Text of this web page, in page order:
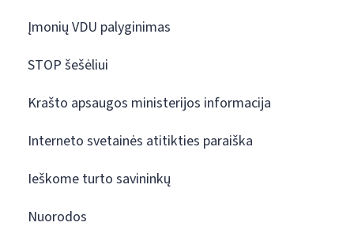
Įmonių VDU palyginimas
STOP šešėliui
Krašto apsaugos ministerijos informacija
Interneto svetainės atitikties paraiška
Ieškome turto savininkų
Nuorodos